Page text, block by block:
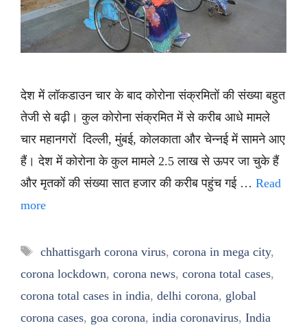
देश में लॉकडाउन चार के बाद कोरोना संक्रमितों की संख्या बहुत
तेजी से बढ़ी। कुल कोरोना संक्रमित में से करीब आधे मामले
चार महानगरों दिल्ली, मुंबई, कोलकाता और चेन्नई में सामने आए
हैं। देश में कोरोना के कुल मामले 2.5 लाख से ऊपर जा चुके हैं
और मृतकों की संख्या सात हजार की करीब पहुंच गई … Read
more
Tags
chhattisgarh corona virus, corona in mega city,
corona lockdown, corona news, corona total cases,
corona total cases in india, delhi corona, global
corona cases, goa corona, india coronavirus, India